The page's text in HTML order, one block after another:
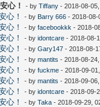
心！ - byTiffany - 2018-08-
心！ - by Barry 666 - 2018-08-
心！ - byfacebookkk - 2018-
心！ - byidontcare - 2018-08-
心！ - byGary147 - 2018-08-
心！ - bymantits - 2018-08-
心！ - byfuckme - 2018-09-
心！ - bymantits - 2018-09-
心！ - byidontcare - 2018-09-
心！ - byTaka - 2018-09-29,